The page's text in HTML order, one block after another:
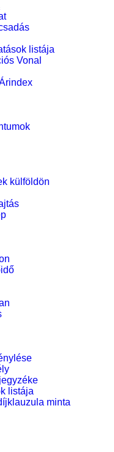
listája
Vonal
külföldön
listája
minta